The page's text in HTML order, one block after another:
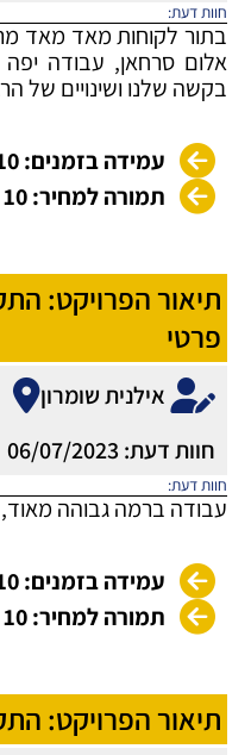
חוות דעת:
בתור לקוחות מאד מאד
אלום סרחאן, עבודה
בקשה שלנו ושינויים של
עמידה בזמנים: 10
תמורה למחיר: 10
תיאור הפרויקט:
פרטי
אילנית שומרון
חוות דעת: 06/07/2023
חוות דעת:
עבודה ברמה גבוהה מאוד,
עמידה בזמנים: 10
תמורה למחיר: 10
תיאור הפרויקט: